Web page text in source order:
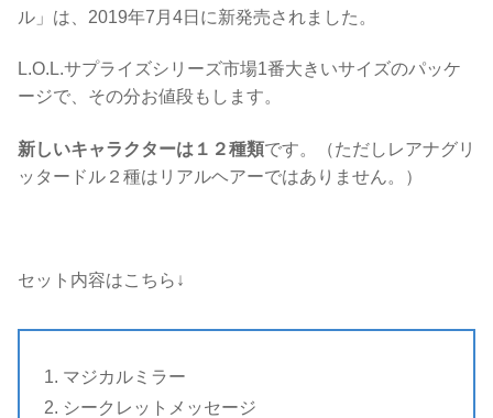
ル」は、2019年7月4日に新発売されました。
L.O.L.サプライズシリーズ市場1番大きいサイズのパッケ
ージで、その分お値段もします。
新しいキャラクターは１２種類です。（ただしレアナグリ
ッタードル２種はリアルヘアーではありません。）
セット内容はこちら↓
マジカルミラー
シークレットメッセージ